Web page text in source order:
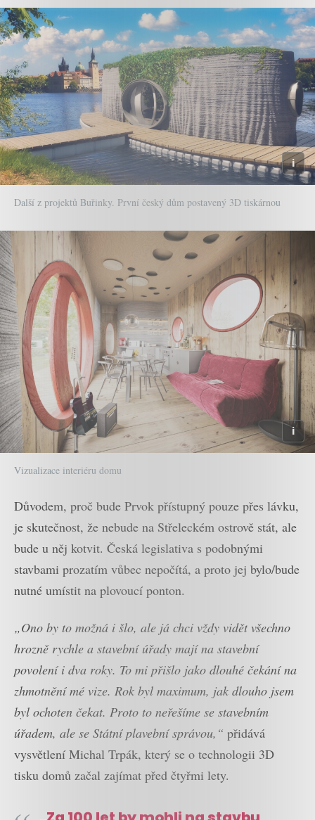
Další z projektů Buřinky. První český dům postavený 3D tiskárnou
Vizualizace interiéru domu
Důvodem, proč bude Prvok přístupný pouze přes lávku,
je skutečnost, že nebude na Střeleckém ostrově stát, ale
bude u něj kotvit. Česká legislativa s podobnými
stavbami prozatím vůbec nepočítá, a proto jej bylo/bude
nutné umístit na plovoucí ponton.
„Ono by to možná i šlo, ale já chci vždy vidět všechno
hrozně rychle a stavební úřady mají na stavební
povolení i dva roky. To mi přišlo jako dlouhé čekání na
zhmotnění mé vize. Rok byl maximum, jak dlouho jsem
byl ochoten čekat. Proto to neřešíme se stavebním
úřadem, ale se Státní plavební správou,“ přidává
vysvětlení Michal Trpák, který se o technologii 3D
tisku domů začal zajímat před čtyřmi lety.